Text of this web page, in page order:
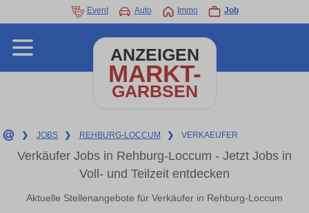
Event Auto Immo Job
ANZEIGEN
MARKT-
GARBSEN
❯ JOBS ❯ REHBURG-LOCCUM ❯ VERKAEUFER
Verkäufer Jobs in Rehburg-Loccum - Jetzt Jobs in
Voll- und Teilzeit entdecken
Aktuelle Stellenangebote für Verkäufer in Rehburg-Loccum